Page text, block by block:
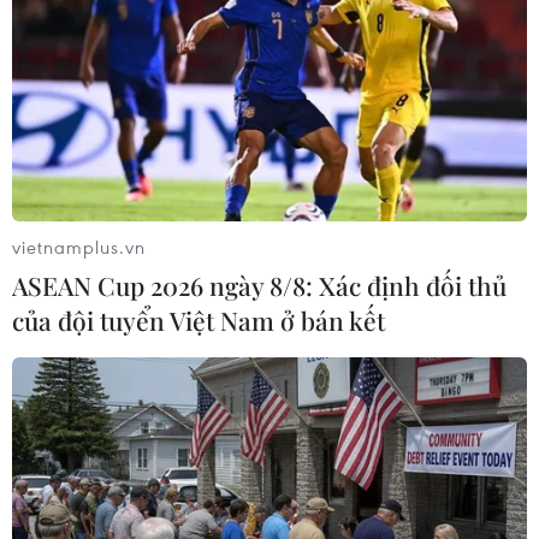
được đưa ra hồi tháng 1, nhưng vẫn thấp hơn
đáng kể mức tăng trưởng 3,1% đạt được năm
ngoái, khi thế giới đối mặt với lạm phát cao và
những trở ngại khác./.
(TTXVN/Vietnam)
vietnamplus.vn
ASEAN Cup 2026 ngày 8/8: Xác định đối thủ
của đội tuyển Việt Nam ở bán kết